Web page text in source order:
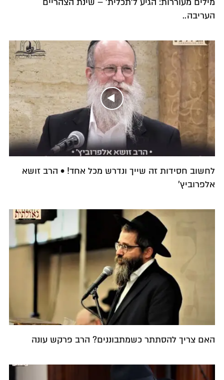
מילים מעוררות: הגיע ל'תכלית' – שינת הצהריים
העריבה..
לחשוב חסידות זה שייך ונדרש מכל אחד! • הרב זושא
אלפרוביץ'
האם צריך להסתתר כשמתבוננים? הרב פרקש עונה